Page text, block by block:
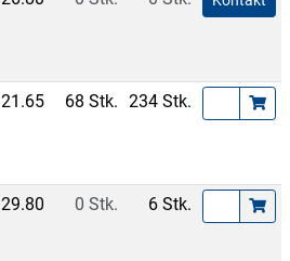
21.65 68 Stk. 234 Stk.
29.80 0 Stk. 6 Stk.